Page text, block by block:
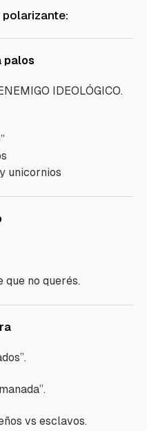
palos
IDEOLÓGICO.
unicornios
no querés.
vs esclavos.